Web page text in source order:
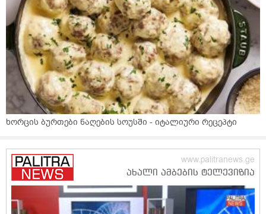
ხორცის ბურთები ნაღების სოუსში - იტალიური რეცეპტი